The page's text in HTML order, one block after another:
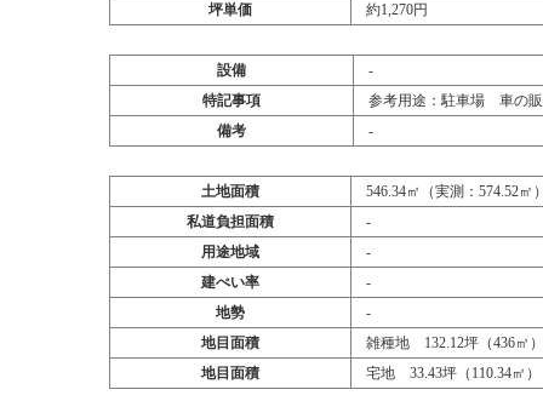
坪単価
約1,270円
設備
‐
特記事項
参考用途：駐車場 車の
備考
‐
土地面積
546.34㎡（実測：574.52㎡
私道負担面積
‐
用途地域
‐
建ぺい率
‐
地勢
‐
地目面積
雑種地 132.12坪（436㎡）
地目面積
宅地 33.43坪（110.34㎡）